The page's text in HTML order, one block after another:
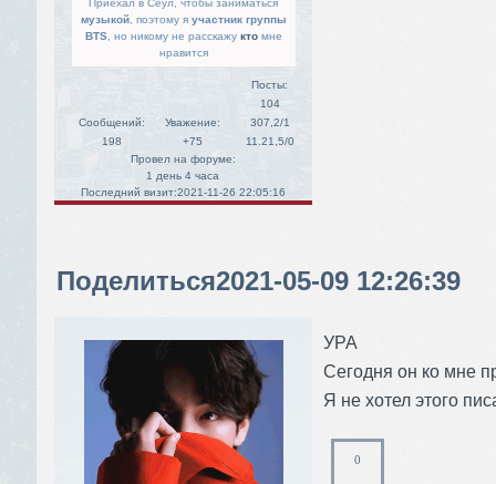
Приехал в Сеул, чтобы заниматься
музыкой, поэтому я участник группы
BTS, но никому не расскажукто мне
нравится
Сообщений:
198
Уважение:
+75
Посты:
104
307,2/1
11.21,5/0
Провел на форуме:
1 день 4 часа
Последний визит:2021-11-26 22:05:16
Поделиться2021-05-09 12:26:39
УРА
Сегодня он ко мне
Я не хотел этого
0